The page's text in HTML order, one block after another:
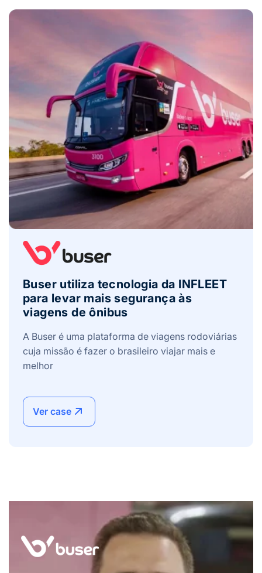
Buser utiliza tecnologia da INFLEET
para levar mais segurança às
viagens de ônibus
A Buser é uma plataforma de viagens rodoviárias
cuja missão é fazer o brasileiro viajar mais e
melhor
Ver case